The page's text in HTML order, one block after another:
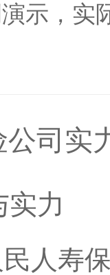
示，实
司实
实力
人寿